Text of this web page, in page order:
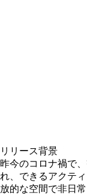
リリース背景
昨今のコロナ禍で
れ、できるアクテ
放的な空間で非日